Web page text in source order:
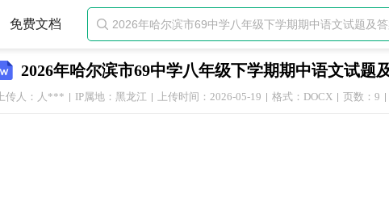
免费文档 
2026年哈尔滨市69中学八年级下学期期中语文试题
上传人：人*** IP属地：黑龙江 上传时间：2026-05-19 格式：DOCX 页数：9